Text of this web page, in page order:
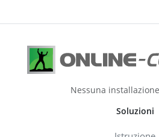
Nessuna
Soluzioni